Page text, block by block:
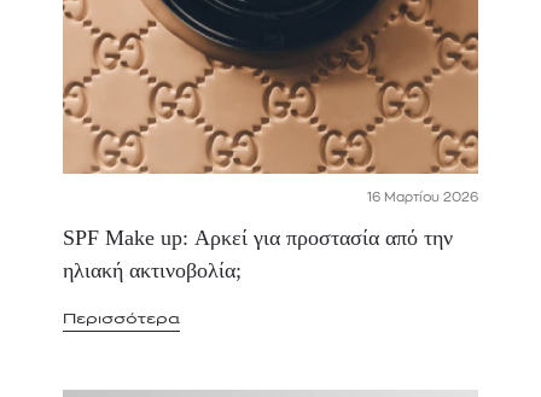
16 Μαρτίου 2026
SPF Make up: Αρκεί για προστασία από την
ηλιακή ακτινοβολία;
Περισσότερα